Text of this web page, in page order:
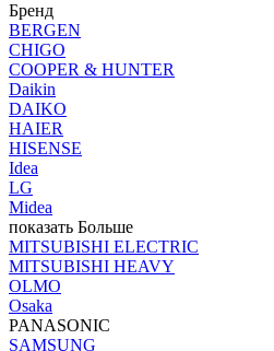
Бренд
BERGEN
CHIGO
COOPER & HUNTER
Daikin
DAIKO
HAIER
HISENSE
Idea
LG
Midea
показать Больше
MITSUBISHI ELECTRIC
MITSUBISHI HEAVY
OLMO
Osaka
PANASONIC
SAMSUNG